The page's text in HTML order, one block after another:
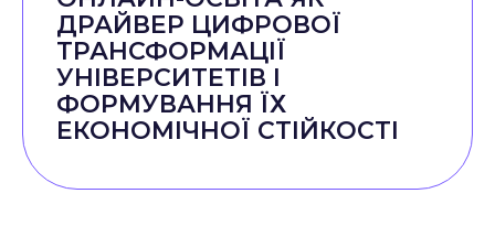
ДРАЙВЕР ЦИФРОВОЇ
ТРАНСФОРМАЦІЇ
УНІВЕРСИТЕТІВ І
ФОРМУВАННЯ ЇХ
ЕКОНОМІЧНОЇ СТІЙКОСТІ